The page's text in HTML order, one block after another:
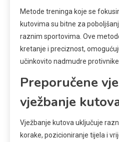
Metode treninga koje se
kutovima su bitne za
raznim sportovima. Ove
kretanje i preciznost,
učinkovito nadmudre protivnike.
Preporučene
vježbanje
Vježbanje kutova uključuje
korake, pozicioniranje tijela i